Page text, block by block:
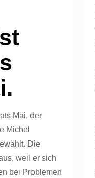
Mai, der
Michel
Die
weil er sich
bei Problemen